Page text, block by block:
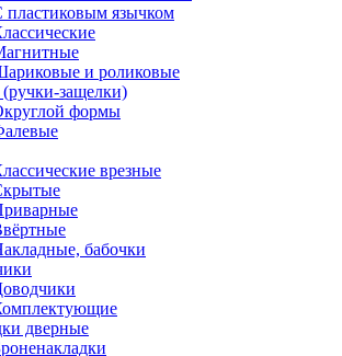
пластиковым язычком
и роликовые
защелки)
формы
врезные
бабочки
дверные